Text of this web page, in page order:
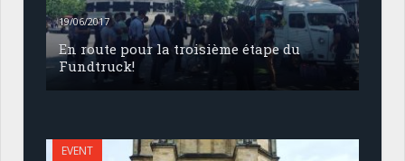
19/06/2017
En route pour la troisième étape du
Fundtruck!
EVENT